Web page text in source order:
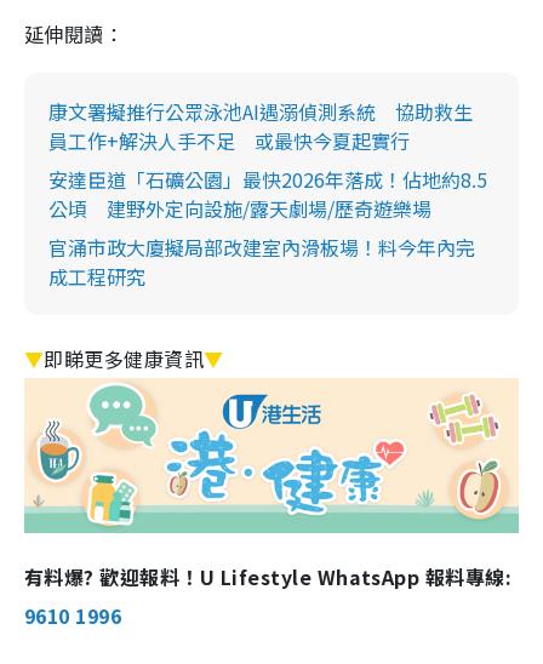
延伸閱讀：
康文署擬推行公眾泳池AI遇溺偵測系統 協助救生
員工作+解決人手不足 或最快今夏起實行
安達臣道「石礦公園」最快2026年落成！佔地約8.5
公頃 建野外定向設施/露天劇場/歷奇遊樂場
官涌市政大廈擬局部改建室內滑板場！料今年內完
成工程研究
▼即睇更多健康資訊▼
有料爆? 歡迎報料！U Lifestyle WhatsApp 報料專線:
9610 1996